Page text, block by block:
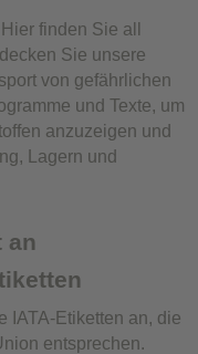
finden Sie all
Sie unsere
von gefährlichen
und Texte, um
anzuzeigen und
Lagern und
an
IATA-Etiketten an, die
entsprechen.